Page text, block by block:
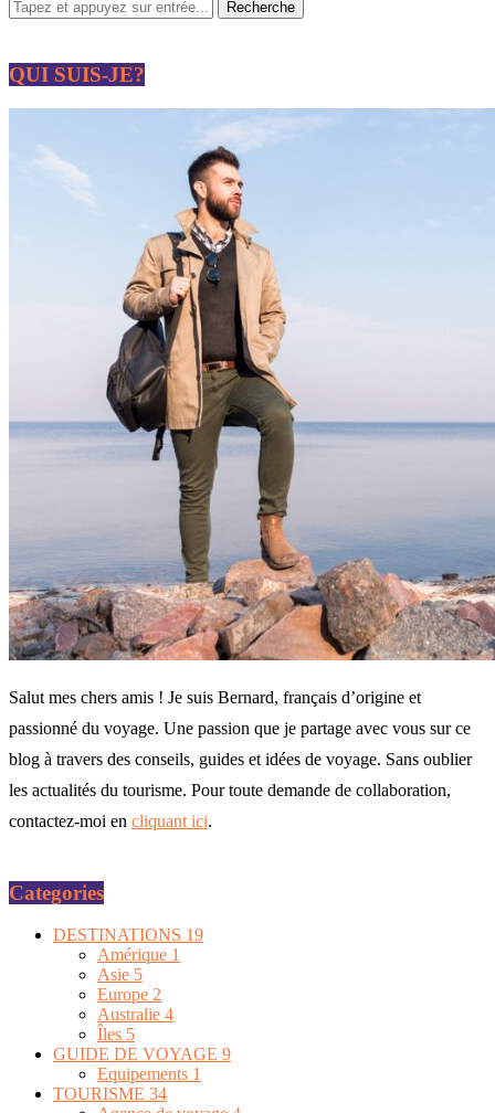
QUI SUIS-JE?
Salut mes chers amis ! Je suis Bernard, français d’origine et
passionné du voyage. Une passion que je partage avec vous sur ce
blog à travers des conseils, guides et idées de voyage. Sans oublier
les actualités du tourisme. Pour toute demande de collaboration,
contactez-moi en cliquant ici.
Categories
DESTINATIONS 19
Amérique 1
Asie 5
Europe 2
Australie 4
Îles 5
GUIDE DE VOYAGE 9
Equipements 1
TOURISME 34